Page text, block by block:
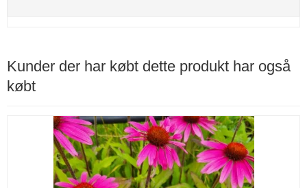
Kunder der har købt dette produkt har også
købt